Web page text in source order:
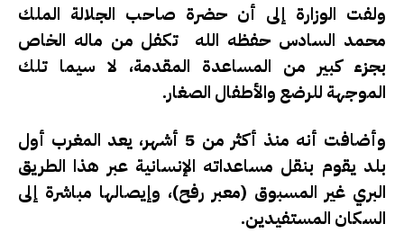
ولفت الوزارة إلى أن حضرة صاحب الجلالة الملك
محمد السادس حفظه الله تكفل من ماله الخاص
بجزء كبير من المساعدة المقدمة، لا سيما تلك
الموجهة للرضع والأطفال الصغار.
وأضافت أنه منذ أكثر من 5 أشهر، يعد المغرب أول
بلد يقوم بنقل مساعداته الإنسانية عبر هذا الطريق
البري غير المسبوق (معبر رفح)، وإيصالها مباشرة إلى
السكان المستفيدين.